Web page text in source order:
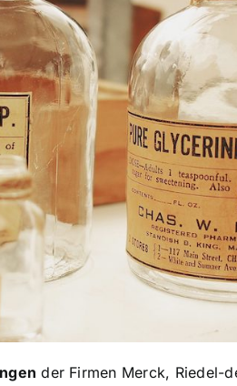
der Firmen Merck, Riedel-